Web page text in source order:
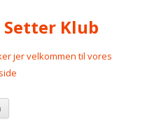
Setter Klub
jer velkommen til vores
Videre
indhold